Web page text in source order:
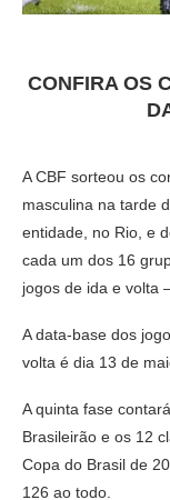
CONFIRA OS
A CBF sorteou os
masculina na tarde
entidade, no Rio, e
cada um dos 16
jogos de ida e volta
A data-base dos
volta é dia 13 de
A quinta fase
Brasileirão e os 12
Copa do Brasil de
126 ao todo.